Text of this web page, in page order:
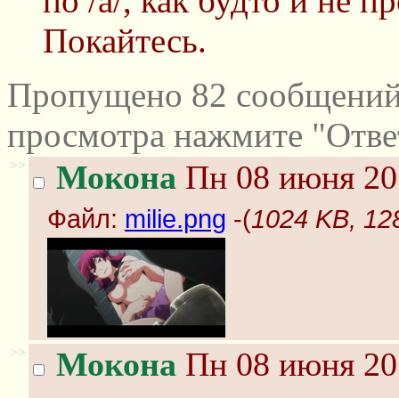
Покайтесь.
Пропущено 82
просмотра нажмите
>> Мокона Пн 08 июня
Файл: milie.png -(1024 KB,
>> Мокона Пн 08 июня